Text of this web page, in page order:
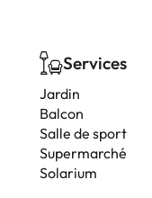
Services
Jardin
Balcon
Salle de sport
Supermarché
Solarium